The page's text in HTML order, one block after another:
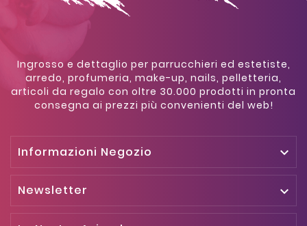
Ingrosso e dettaglio per parrucchieri ed estetiste,
arredo, profumeria, make-up, nails, pelletteria,
articoli da regalo con oltre 30.000 prodotti in pronta
consegna ai prezzi più convenienti del web!
Informazioni Negozio 
Newsletter 